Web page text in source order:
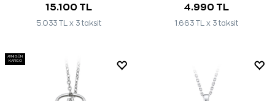
15.100 TL
5.033 TL x 3 taksit
4.990 TL
1.663 TL x 3 taksit
AYNI GÜN
KARGO